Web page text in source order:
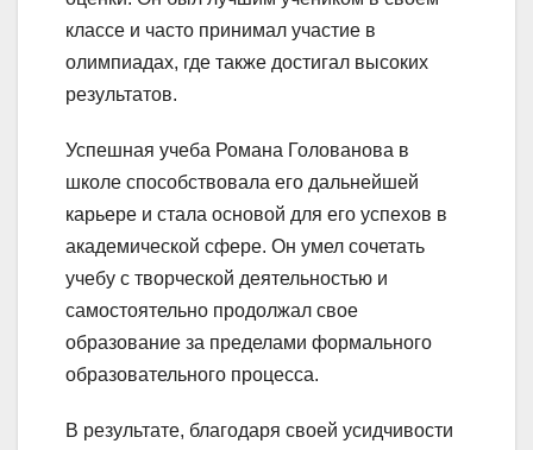
классе и часто принимал участие в
олимпиадах, где также достигал высоких
результатов.
Успешная учеба Романа Голованова в
школе способствовала его дальнейшей
карьере и стала основой для его успехов в
академической сфере. Он умел сочетать
учебу с творческой деятельностью и
самостоятельно продолжал свое
образование за пределами формального
образовательного процесса.
В результате, благодаря своей усидчивости